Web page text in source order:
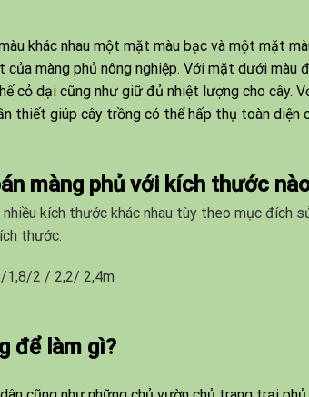
khác nhau một mặt màu bạc và một mặt
màng phủ nông nghiệp. Với mặt dưới màu
cỏ dại cũng như giữ đủ nhiệt lượng cho cây.
thiết giúp cây trồng có thể hấp thụ toàn diện
màng phủ với kích thước
kích thước khác nhau tùy theo mục đích
thước:
1,8/2 / 2,2/ 2,4m
để làm gì?